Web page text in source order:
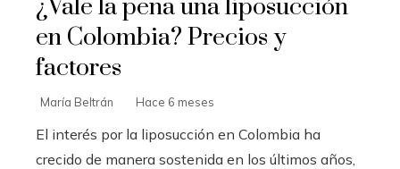
¿Vale la pena una liposucción
en Colombia? Precios y
factores
María Beltrán Hace 6 meses
El interés por la liposucción en Colombia ha
crecido de manera sostenida en los últimos años,